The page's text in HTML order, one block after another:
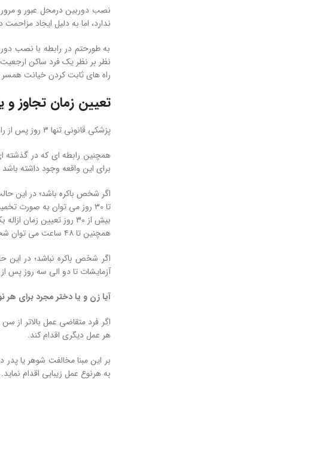
نصب دوربین درمحل عبور و
ندارد، اما به دلیل ایجاد
به طورحتم در رابطه با نصب
نظر بر نظر یک فرد ساکن
راه های ثابت کردن خیانت همسر
تعیین زمان تجاوز و
پزشکی قانونی تنها 3 روز پس از رابطه جنسی میتواند هویت مرد ( متجاوز ) را تعیین کند، حال رابطه چه با زور باشد و چه با رضایت
همچنین رابطه ای که در گذشته
برای این واقعه وجود داشته
اگر شخص باکره باشد؛ در این حالت تا ۱۵ روز تعیین دقیق تاریخ ازاله بکارت
تا ۳۰ روز می توان به صورت تخمینی زمان واقعه را حدس زد.
بیش از ۳۰ روز تعیین زمان ازاله بکارت ممکن نیست.
همچنین تا ۴۸ ساعت می توان شخصی که موجب زوال بکارت شده است را مشخص کرد.
اگر شخص باکره نباشد؛ در این
آزمایشات تا دو الی سه روز پس
آیا زن و یا دختر مجرد برای هر
هر عمل دیگری اقدام کند.
به هرنوع عمل زیبایی اقدام نماید.